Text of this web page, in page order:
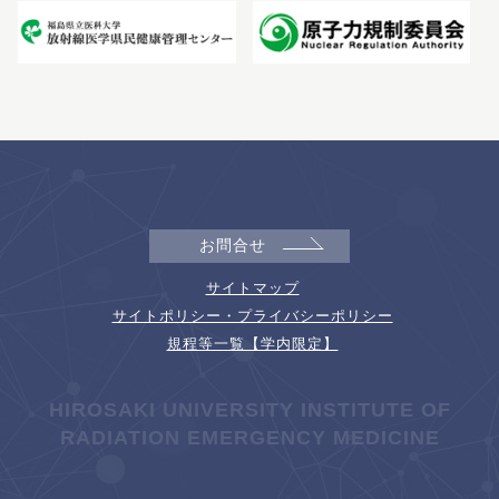
お問合せ
サイトマップ
サイトポリシー・プライバシーポリシー
規程等一覧【学内限定】
HIROSAKI UNIVERSITY INSTITUTE OF
RADIATION EMERGENCY MEDICINE